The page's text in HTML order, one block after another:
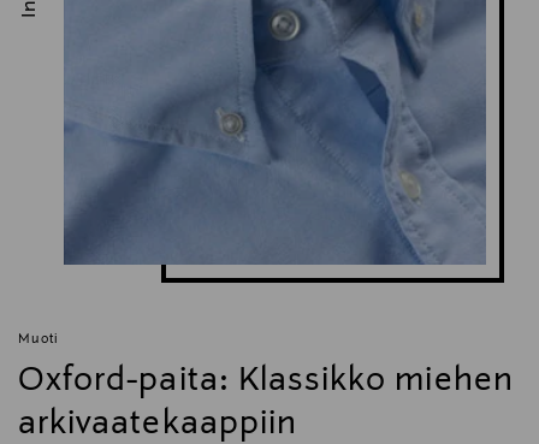
Muoti
Oxford-paita: Klassikko miehen
arkivaatekaappiin